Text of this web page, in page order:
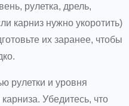
рулетка, дрель,
карниз нужно укоротить)
их заранее, чтобы
рулетки и уровня
Убедитесь, что